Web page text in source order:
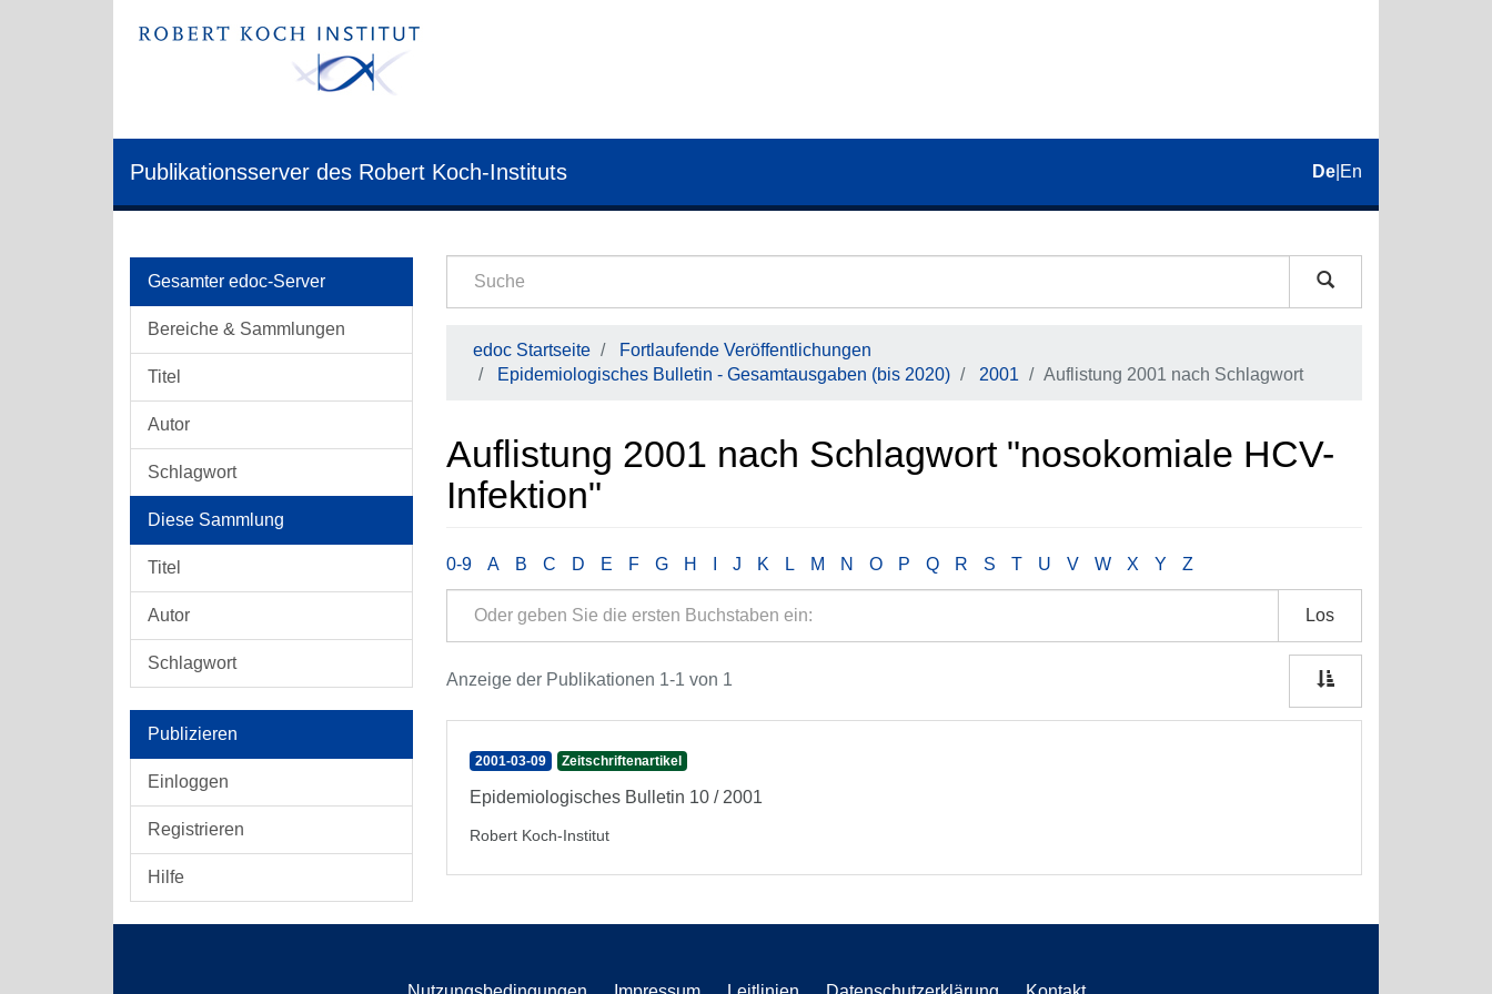
Publikationsserver des Robert Koch-Instituts De En
Gesamter edoc-Server
Bereiche & Sammlungen
Titel
Autor
Schlagwort
Diese Sammlung
Titel
Autor
Schlagwort
Publizieren
Einloggen
Registrieren
Hilfe
edoc Startseite
Fortlaufende Veröffentlichungen
Epidemiologisches Bulletin - Gesamtausgaben (bis 2020)
2001 Auflistung 2001 nach Schlagwort
Auflistung 2001 nach Schlagwort "nosokomiale HCV-
Infektion"
0-9 A B C D E F G H J K L M N O P Q R S T U V W X Y Z
Los
Anzeige der Publikationen 1-1 von 1
2001-03-09 Zeitschriftenartikel
Epidemiologisches Bulletin 10 / 2001
Robert Koch-Institut